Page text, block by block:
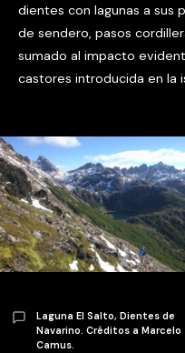
dientes con lagunas a sus
de sendero, pasos
sumado al impacto
castores introducida en la
Laguna El Salto, Dientes de
Navarino. Créditos a Marcelo
Camus.